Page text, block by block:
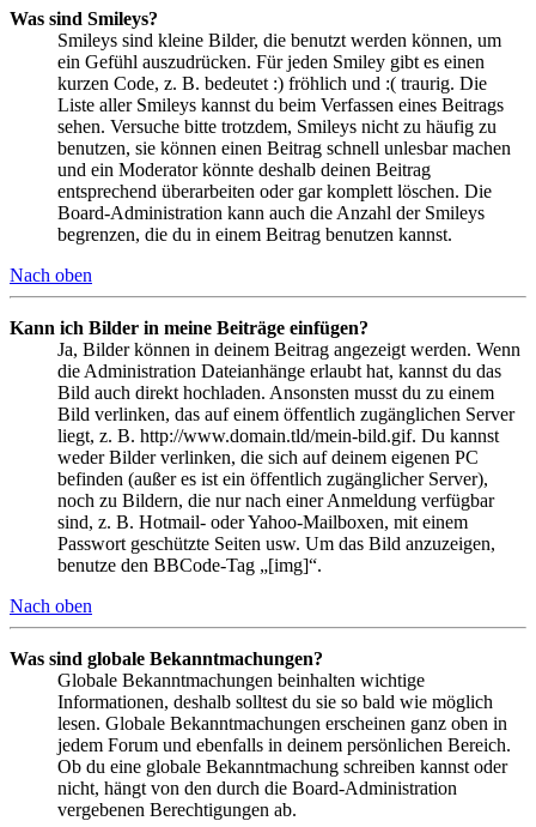
Was sind Smileys?
Smileys sind kleine Bilder, die benutzt werden können, um
ein Gefühl auszudrücken. Für jeden Smiley gibt es einen
kurzen Code, z. B. bedeutet :) fröhlich und :( traurig. Die
Liste aller Smileys kannst du beim Verfassen eines Beitrags
sehen. Versuche bitte trotzdem, Smileys nicht zu häufig zu
benutzen, sie können einen Beitrag schnell unlesbar machen
und ein Moderator könnte deshalb deinen Beitrag
entsprechend überarbeiten oder gar komplett löschen. Die
Board-Administration kann auch die Anzahl der Smileys
begrenzen, die du in einem Beitrag benutzen kannst.
Nach oben
Kann ich Bilder in meine Beiträge einfügen?
Ja, Bilder können in deinem Beitrag angezeigt werden. Wenn
die Administration Dateianhänge erlaubt hat, kannst du das
Bild auch direkt hochladen. Ansonsten musst du zu einem
Bild verlinken, das auf einem öffentlich zugänglichen Server
liegt, z. B. http://www.domain.tld/mein-bild.gif. Du kannst
weder Bilder verlinken, die sich auf deinem eigenen PC
befinden (außer es ist ein öffentlich zugänglicher Server),
noch zu Bildern, die nur nach einer Anmeldung verfügbar
sind, z. B. Hotmail- oder Yahoo-Mailboxen, mit einem
Passwort geschützte Seiten usw. Um das Bild anzuzeigen,
benutze den BBCode-Tag „[img]“.
Nach oben
Was sind globale Bekanntmachungen?
Globale Bekanntmachungen beinhalten wichtige
Informationen, deshalb solltest du sie so bald wie möglich
lesen. Globale Bekanntmachungen erscheinen ganz oben in
jedem Forum und ebenfalls in deinem persönlichen Bereich.
Ob du eine globale Bekanntmachung schreiben kannst oder
nicht, hängt von den durch die Board-Administration
vergebenen Berechtigungen ab.